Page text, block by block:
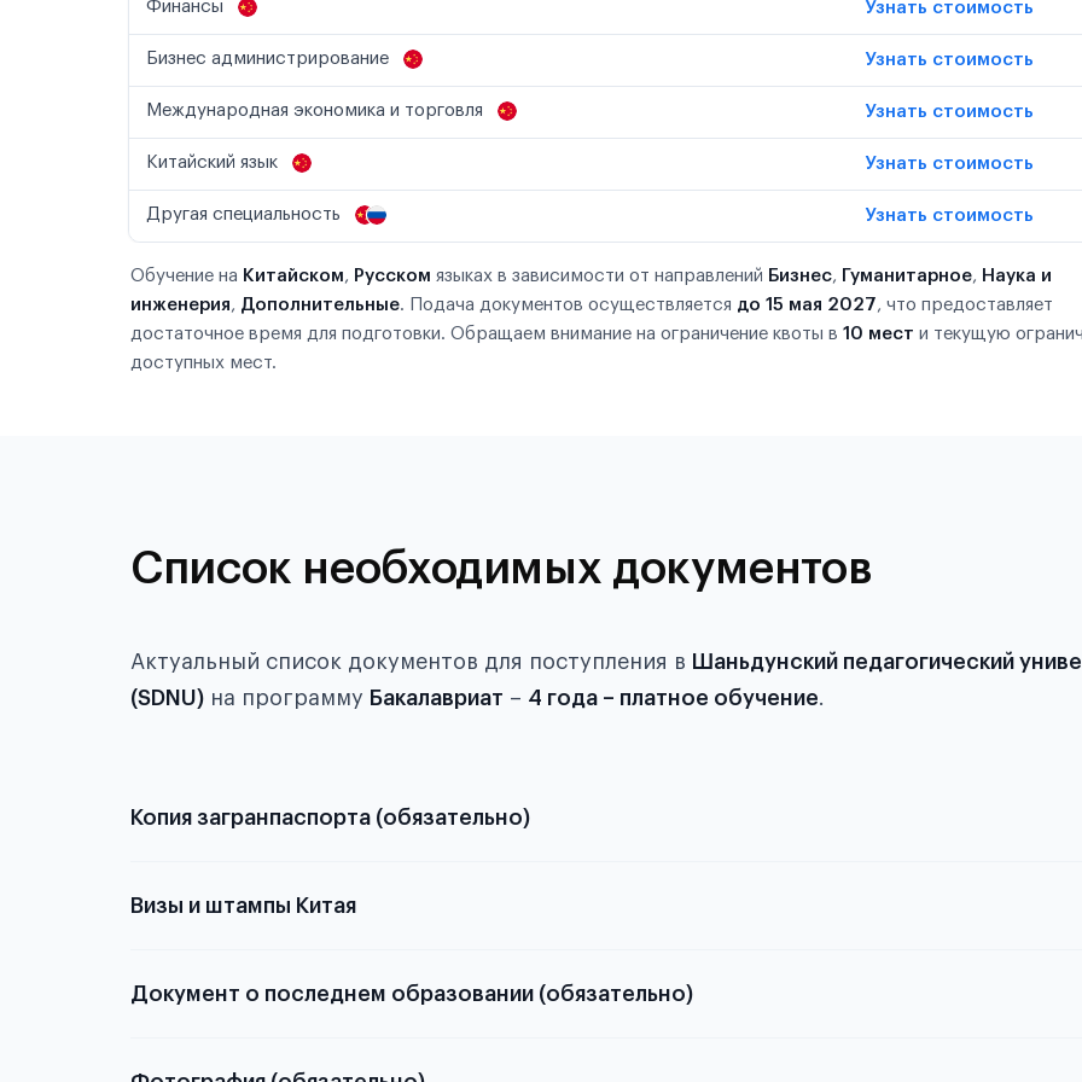
Финансы Узнать стоимость
Бизнес администрирование Узнать стоимость
Международная экономика и торговля Узнать стоимость
Китайский язык Узнать стоимость
Другая специальность Узнать стоимость
Обучение на Китайском, Русском языках в зависимости от направлений Бизнес, Гуманитарное, Наука и
инженерия, Дополнительные. Подача документов осуществляется до 15 мая 2027, что предоставляет
достаточное время для подготовки. Обращаем внимание на ограничение квоты в 10 мест и текущую
доступных мест.
Список необходимых документов
Актуальный список документов для поступления в Шаньдунский педагогический
(SDNU) на программу Бакалавриат – 4 года – платное обучение.
Копия загранпаспорта (обязательно)
Визы и штампы Китая
Документ о последнем образовании (обязательно)